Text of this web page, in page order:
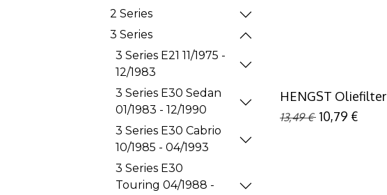
2 Series
3 Series
3 Series E21 11/1975 -
12/1983
3 Series E30 Sedan
01/1983 - 12/1990
3 Series E30 Cabrio
10/1985 - 04/1993
3 Series E30
Touring 04/1988 -
HENGST Oliefilter
13,49€ 10,79 €